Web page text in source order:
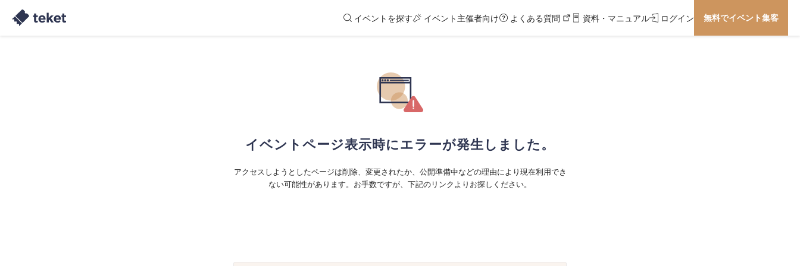
イベントを探す イベント主催者向け よくある質問 資料・マニュアル ログイン 無料でイベント集客
イベントページ表示時にエラーが発生しました。
アクセスしようとしたページは削除、変更されたか、公開準備中などの理由により現在利用でき
ない可能性があります。お手数ですが、下記のリンクよりお探しください。